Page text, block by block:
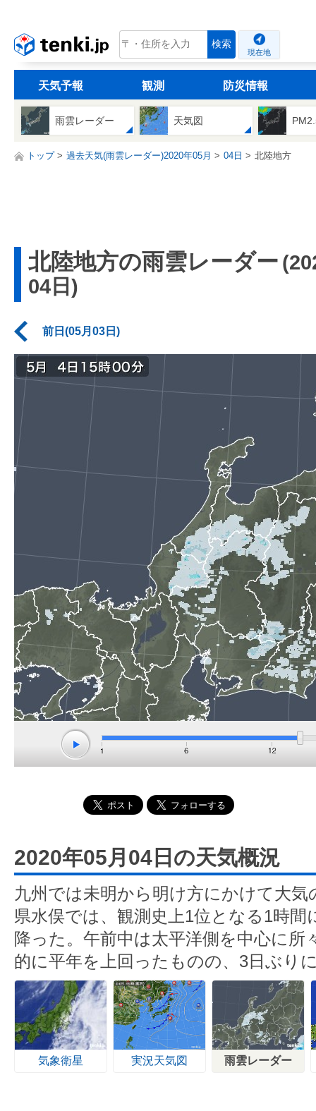
tenki.jp 検索
現在地
天気予報 観測 防災情報
雨雲レーダー 天気図
トップ 過去天気(雨雲レーダー)2020年05月 04日 北陸地方
北陸地方の雨雲レーダー
04日)
前日(05月03日)
2020年05月04日の天気概況
九州では未明から明け方にかけて大気
県水俣では、観測史上1位となる1時
降った。午前中は太平洋側を中心に所
的に平年を上回ったものの、3日ぶり
気象衛星 実況天気図 雨雲レーダー